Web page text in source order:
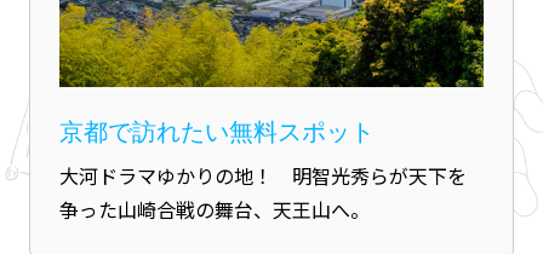
京都で訪れたい無料スポット
大河ドラマゆかりの地！ 明智光秀らが天下を
争った山崎合戦の舞台、天王山へ。